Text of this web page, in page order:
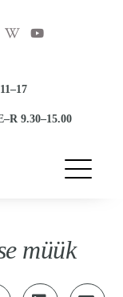
W
i
e
a
Y
o
9.30–15.00
müük